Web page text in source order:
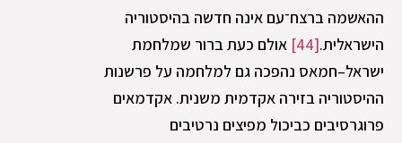
ההאשמה ברצח־עם אינה חדשה בהיסטוריה
הישראלית.[44]
אולם כעת ברור שמלחמת
ישראל–חמאס נהפכה גם למלחמה על פרשנות
ההיסטוריה בזירה אקדמית משנית. אקדמאים
פרוגרסיבים כביכול מפיצים נרטיבים